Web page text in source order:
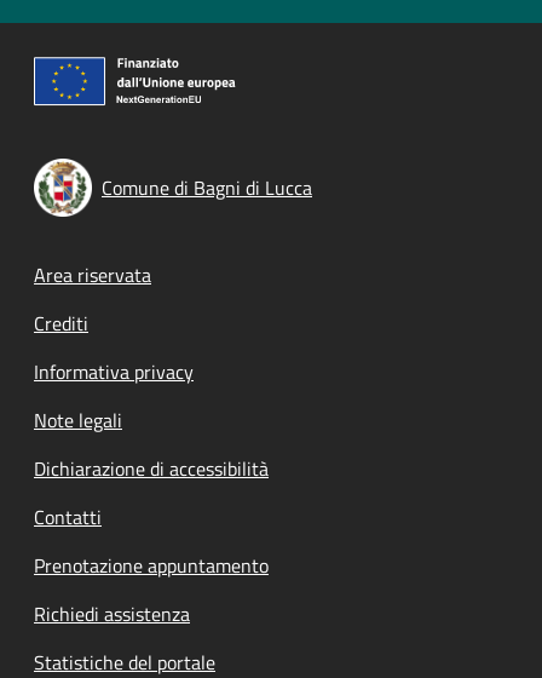
Comune di Bagni di Lucca
Footer menu
Area riservata
Crediti
Informativa privacy
Note legali
Dichiarazione di accessibilità
Contatti
Prenotazione appuntamento
Richiedi assistenza
Statistiche del portale